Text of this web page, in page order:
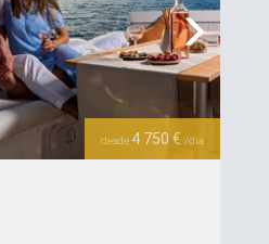
Next
desde 4 750 € /día